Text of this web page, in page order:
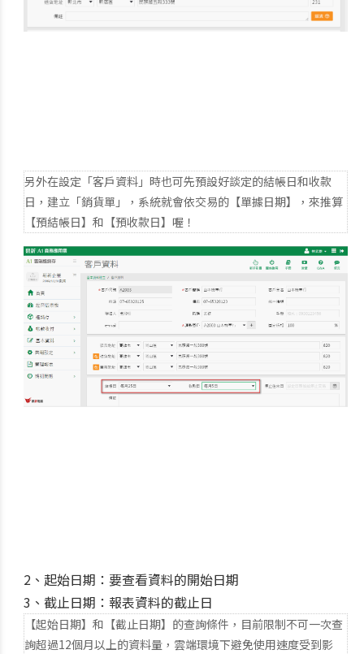
另外在設定「客戶資料」時也可先預設好談定的結帳日和收款
日，建立「銷貨單」，系統就會依交易的【單據日期】，來推算
【預結帳日】和【預收款日】喔！
2、起始日期：要查看資料的開始日期
3、截止日期：報表資料的截止日
【起始日期】和【截止日期】的查詢條件，目前限制不可一次查
詢超過12個月以上的資料量，雲端環境下避免使用速度受到影